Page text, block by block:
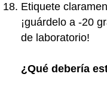
Etiquete
¡guárdelo a -20
de laboratorio!
¿Qué debería